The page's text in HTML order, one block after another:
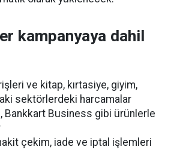
kampanyaya dahil
ve kitap, kırtasiye, giyim,
sektörlerdeki harcamalar
Bankkart Business gibi ürünlerle
çekim, iade ve iptal işlemleri